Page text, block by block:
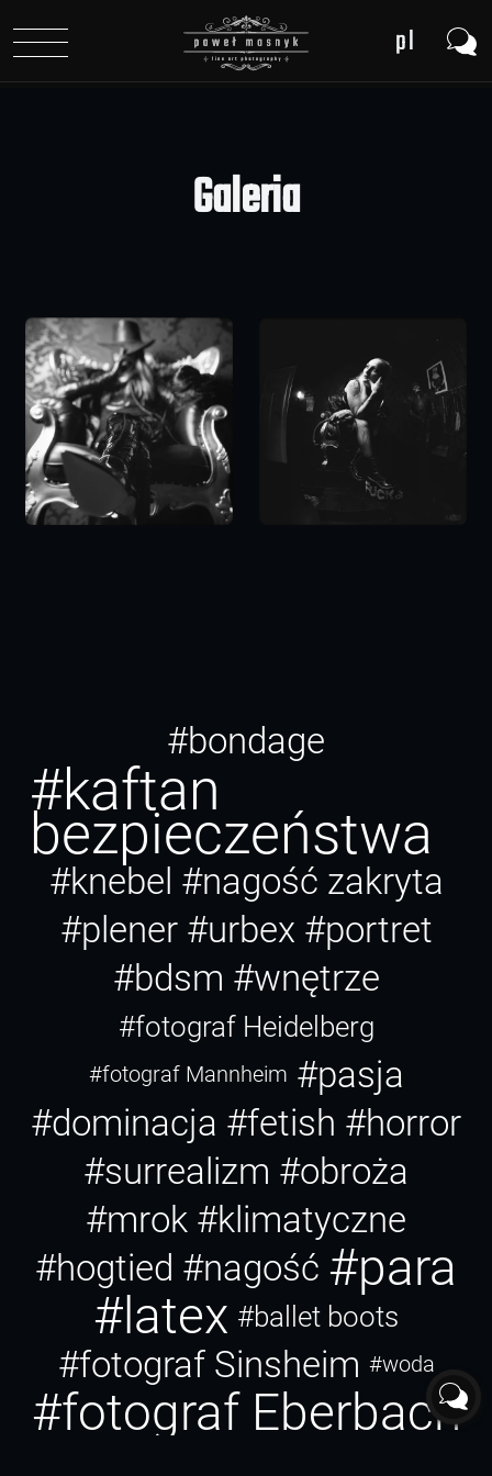
pl
en
Galeria
#bondage
#kaftan
bezpieczeństwa
#knebel #nagość zakryta
#plener #urbex #portret
#bdsm #wnętrze
#fotograf Heidelberg
#fotograf Mannheim #pasja
#dominacja #fetish #horror
#surrealizm #obroża
#mrok #klimatyczne
#hogtied #nagość #para
#latex #ballet boots
#fotograf Sinsheim #woda
#fotograf Eberbach